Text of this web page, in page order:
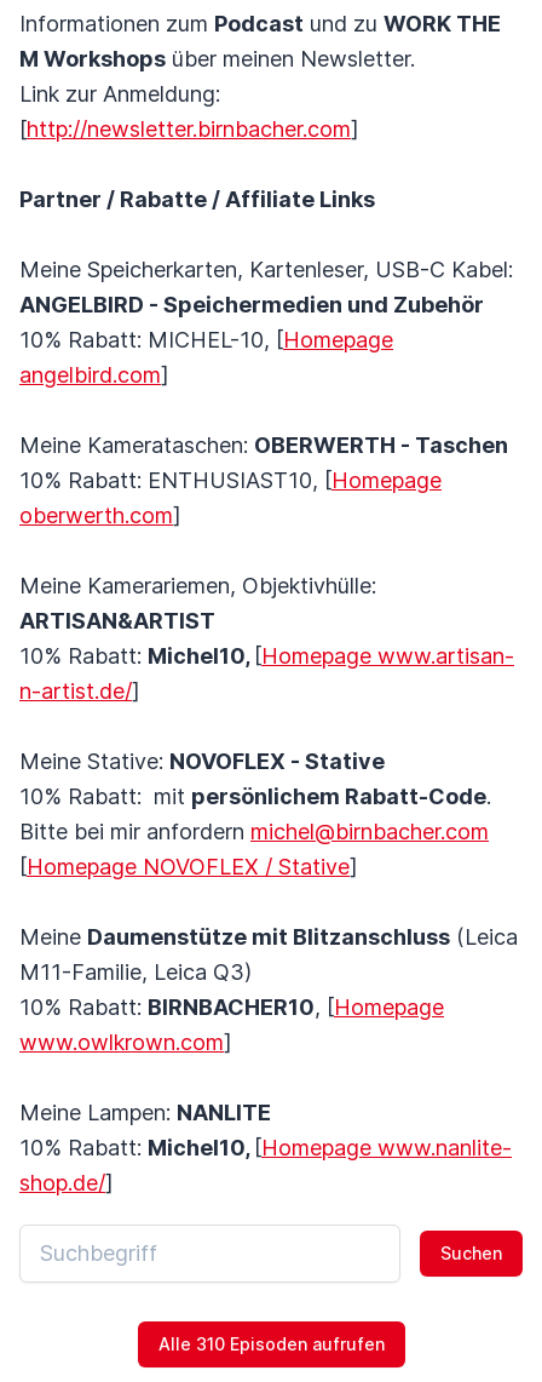
Informationen zum Podcast und zu WORK THE
M Workshops über meinen Newsletter.
Link zur Anmeldung:
[http://newsletter.birnbacher.com]
Partner / Rabatte / Affiliate Links
Meine Speicherkarten, Kartenleser, USB-C Kabel:
ANGELBIRD - Speichermedien und Zubehör
10% Rabatt: MICHEL-10, [Homepage
angelbird.com]
Meine Kamerataschen: OBERWERTH - Taschen
10% Rabatt: ENTHUSIAST10, [Homepage
oberwerth.com]
Meine Kamerariemen, Objektivhülle:
ARTISAN&ARTIST
10% Rabatt: Michel10, [Homepage www.artisan-
n-artist.de/]
Meine Stative: NOVOFLEX - Stative
10% Rabatt: mit persönlichem Rabatt-Code.
Bitte bei mir anfordern michel@birnbacher.com
[Homepage NOVOFLEX / Stative]
Meine Daumenstütze mit Blitzanschluss (Leica
M11-Familie, Leica Q3)
10% Rabatt: BIRNBACHER10, [Homepage
www.owlkrown.com]
Meine Lampen: NANLITE
10% Rabatt: Michel10, [Homepage www.nanlite-
shop.de/]
Suchen
Alle 310 Episoden aufrufen